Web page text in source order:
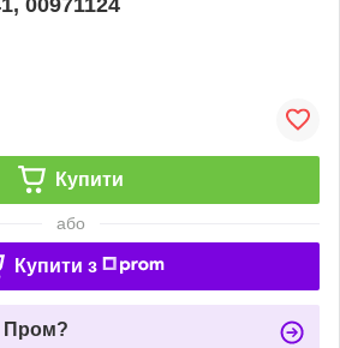
Купити
або
Купити з
Пром?